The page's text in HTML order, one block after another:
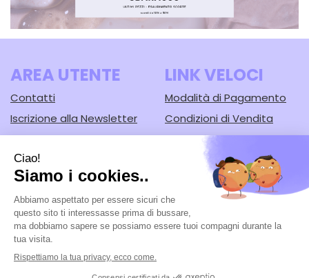
AREA UTENTE
Contatti
Iscrizione alla Newsletter
Informativa Privacy
Cookie Policy
LINK VELOCI
Modalità di Pagamento
Condizioni di Vendita
Modalità di Spedizione e
Farmacia Lodi srl
- Corso Guercino, 67/b 44042 Cento (FE)